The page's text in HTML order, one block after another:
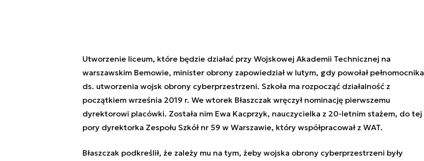
Utworzenie liceum, które będzie działać przy Wojskowej Akademii Technicznej na
warszawskim Bemowie, minister obrony zapowiedział w lutym, gdy powołał pełnomocnika
ds. utworzenia wojsk obrony cyberprzestrzeni. Szkoła ma rozpocząć działalność z
początkiem września 2019 r. We wtorek Błaszczak wręczył nominację pierwszemu
dyrektorowi placówki. Została nim Ewa Kacprzyk, nauczycielka z 20-letnim stażem, do tej
pory dyrektorka Zespołu Szkół nr 59 w Warszawie, który współpracował z WAT.
Błaszczak podkreślił, że zależy mu na tym, żeby wojska obrony cyberprzestrzeni były